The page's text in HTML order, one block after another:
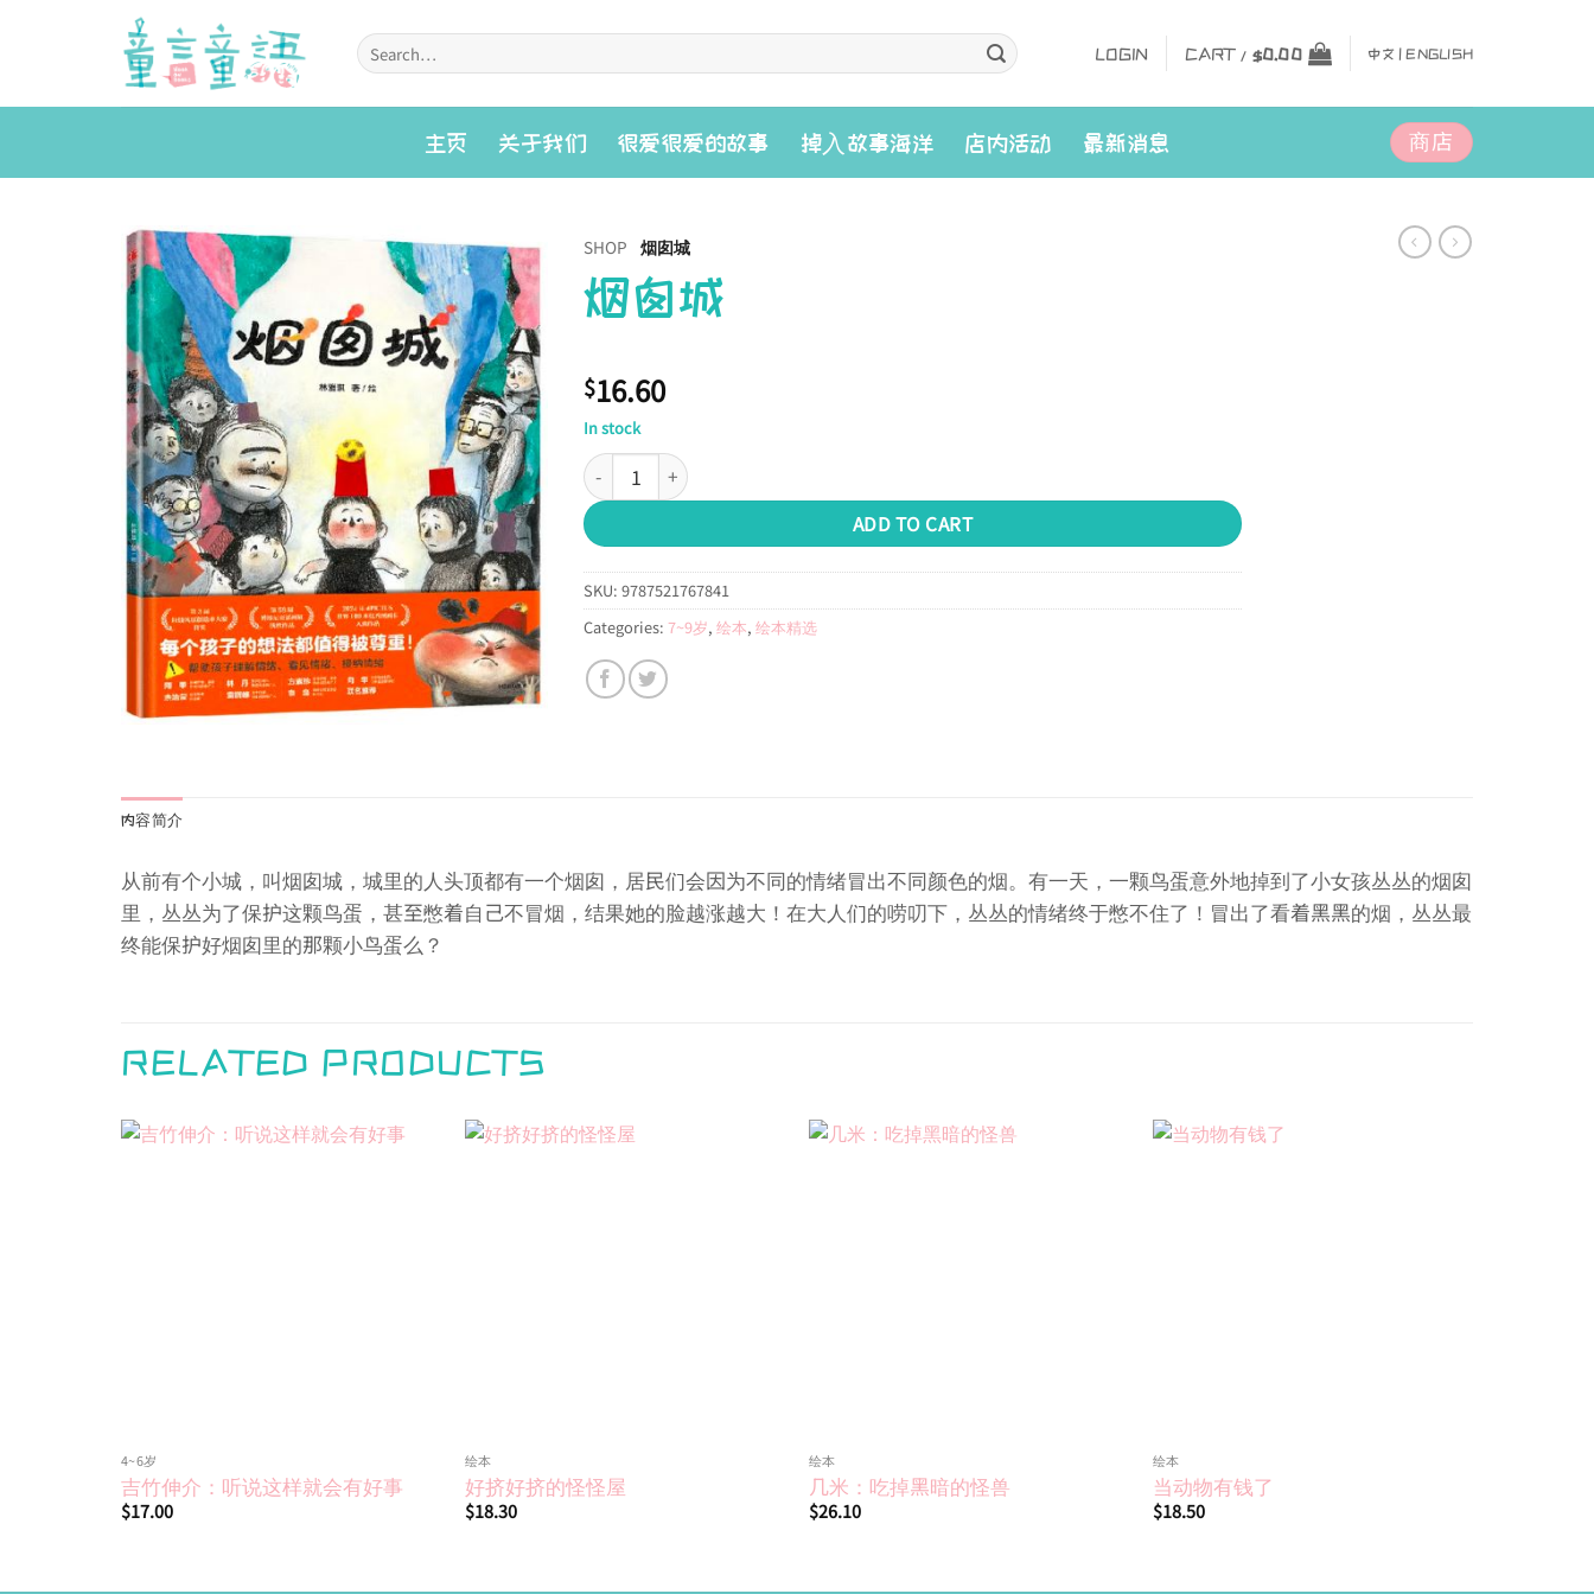
Search
for:
LOGIN CART / $0.00 中文 | ENGLISH
主页 关于我们 很爱很爱的故事 掉入 故事海洋 店内活动 最新消息 商店
Add to
wishlist
SHOP 烟囱城
烟囱城
$16.60
In stock
烟囱城 quantity
ADD TO CART
SKU: 9787521767841
Categories: 7~9岁, 绘本, 绘本精选
内容简介
从前有个小城，叫烟囱城，城里的人头顶都有一个烟囱，居民们会因为不同的情绪冒出不同颜色的烟。有一天，一颗鸟蛋意外地掉到了小女孩丛丛的烟囱
里，丛丛为了保护这颗鸟蛋，甚至憋着自己不冒烟，结果她的脸越涨越大！在大人们的唠叨下，丛丛的情绪终于憋不住了！冒出了看着黑黑的烟，丛丛最
终能保护好烟囱里的那颗小鸟蛋么？
RELATED PRODUCTS
4~6岁
吉竹伸介：听说这样就会有好事
$17.00
绘本
好挤好挤的怪怪屋
$18.30
绘本
几米：吃掉黑暗的怪兽
$26.10
绘本
当动物有钱了
$18.50